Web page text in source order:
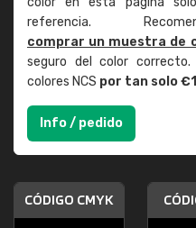
referencia.
comprar un muestra de
seguro del color
colores NCS por tan solo
Info / pedido
CÓDIGO CMYK